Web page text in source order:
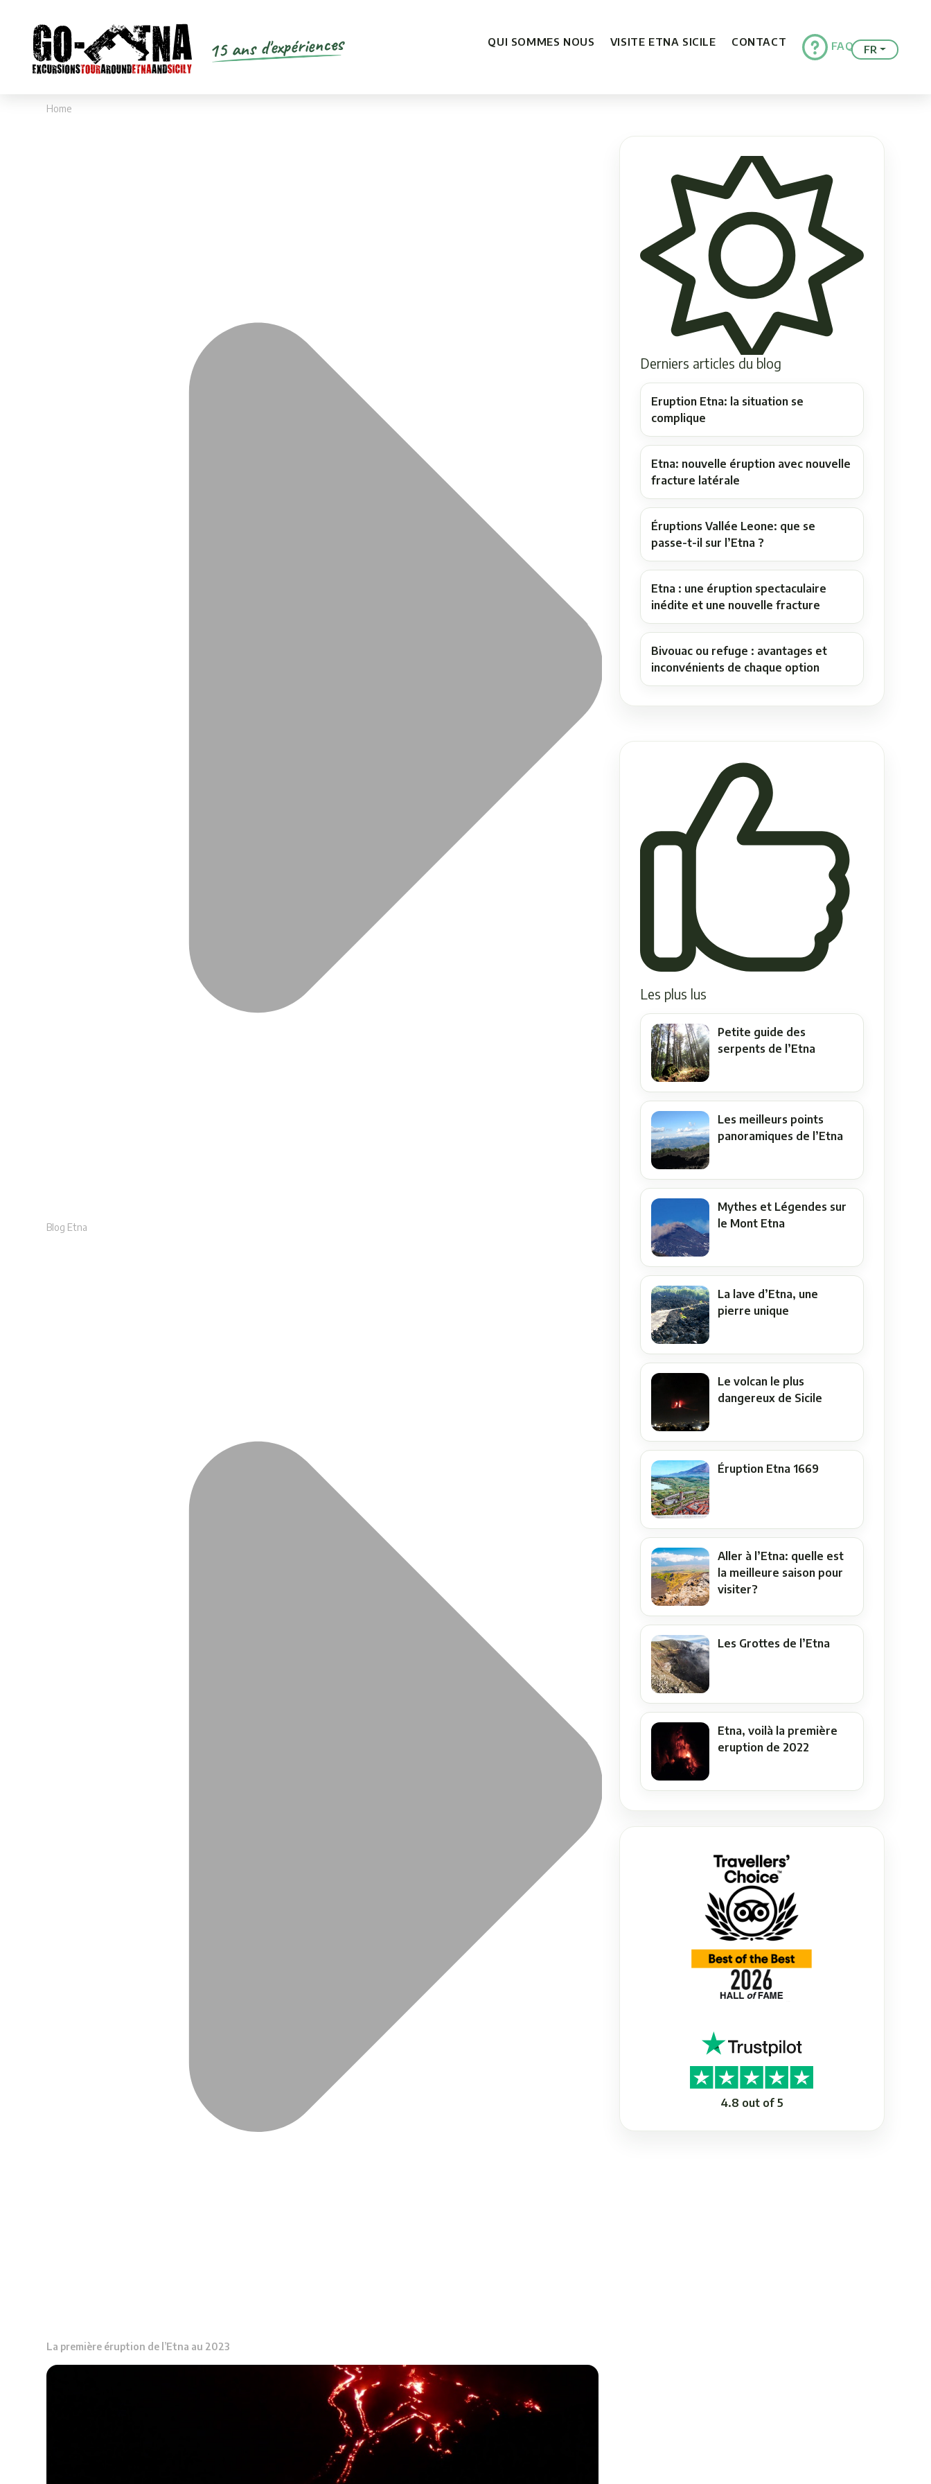
15 ans d'expériences QUI SOMMES NOUS VISITE ETNA SICILE CONTACT FAQ FR
Home
Blog Etna
La première éruption de l’Etna au 2023
Derniers articles du blog
Eruption Etna: la situation se
complique
Etna: nouvelle éruption avec nouvelle
fracture latérale
Éruptions Vallée Leone: que se
passe-t-il sur l’Etna ?
Etna : une éruption spectaculaire
inédite et une nouvelle fracture
Bivouac ou refuge : avantages et
inconvénients de chaque option
Les plus lus
Petite guide des
serpents de l’Etna
Les meilleurs points
panoramiques de l’Etna
Mythes et Légendes sur
le Mont Etna
La lave d’Etna, une
pierre unique
Le volcan le plus
dangereux de Sicile
Éruption Etna 1669
Aller à l’Etna: quelle est
la meilleure saison pour
visiter?
Les Grottes de l’Etna
Etna, voilà la première
eruption de 2022
4.8 out of 5